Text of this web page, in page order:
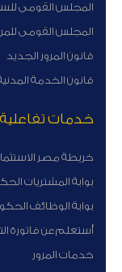
المجلس القومى
المجلس القومى
قانون المرور الجديد
قانون الخدمة
خدمات تفاعلية
خريطة مصر
بوابة المشتريات
بوابة الوظائف
أستعلم عن فاتورة
خدمات المرور